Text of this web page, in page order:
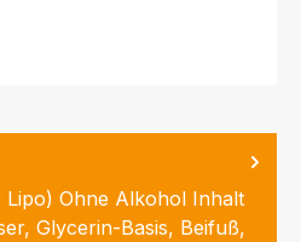
Lipo) Ohne Alkohol Inhalt
Glycerin-Basis, Beifuß,